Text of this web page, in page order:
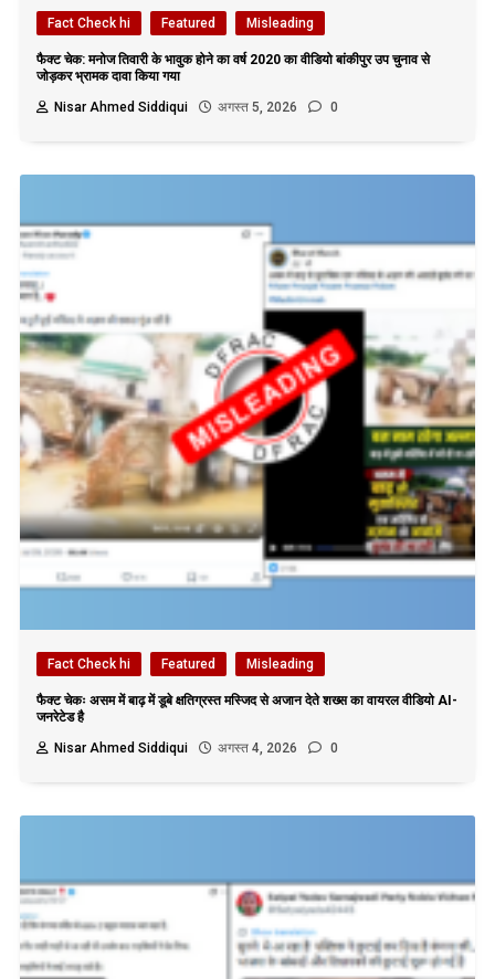
Fact Check hi Featured Misleading
फैक्ट चेक: मनोज तिवारी के भावुक होने का वर्ष 2020 का वीडियो बांकीपुर उप चुनाव से
जोड़कर भ्रामक दावा किया गया
Nisar Ahmed Siddiqui
अगस्त 5, 2026 0
Fact Check hi Featured Misleading
फैक्ट चेकः असम में बाढ़ में डूबे क्षतिग्रस्त मस्जिद से अजान देते शख्स का वायरल वीडियो AI-
जनरेटेड है
Nisar Ahmed Siddiqui
अगस्त 4, 2026 0